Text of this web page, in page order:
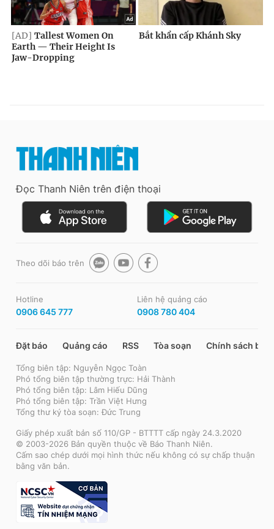
Đọc Thanh Niên trên điện thoại
Theo dõi báo trên
Hotline
0906 645 777
Liên hệ quảng cáo
0908 780 404
Đặt báo Quảng cáo RSS Tòa soạn Chính sách bảo
Tổng biên tập: Nguyễn Ngọc Toàn
Phó tổng biên tập thường trực: Hải Thành
Phó tổng biên tập: Lâm Hiếu Dũng
Phó tổng biên tập: Trần Việt Hưng
Tổng thư ký tòa soạn: Đức Trung
Giấy phép xuất bản số 110/GP - BTTTT cấp ngày 24.3.2020
© 2003-2026 Bản quyền thuộc về Báo Thanh Niên.
Cấm sao chép dưới mọi hình thức nếu không có sự chấp thuận
bằng văn bản.